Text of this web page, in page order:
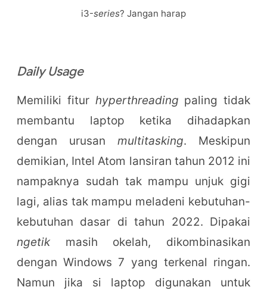
i3-series? Jangan harap
Daily Usage
Memiliki fitur hyperthreading paling tidak
membantu laptop ketika dihadapkan
dengan urusanmultitasking. Meskipun
demikian, Intel Atom lansiran tahun 2012 ini
nampaknya sudah tak mampu unjuk gigi
lagi, alias tak mampu meladeni kebutuhan-
kebutuhan dasar di tahun 2022. Dipakai
ngetik masih okelah, dikombinasikan
dengan Windows 7 yang terkenal ringan.
Namun jika si laptop digunakan untuk